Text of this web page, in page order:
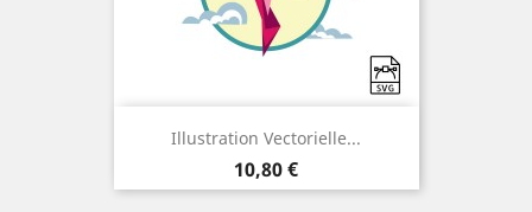
Illustration Vectorielle...
Prix
10,80 €